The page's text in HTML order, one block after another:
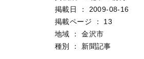
掲載日
：
2009-08-16
掲載ページ
：
13
地域
：
金沢市
種別
： 新聞記事